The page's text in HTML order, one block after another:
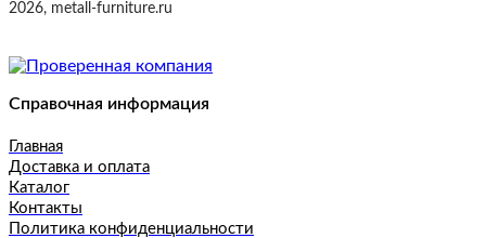
2026, metall-furniture.ru
Справочная информация
Главная
Доставка и оплата
Каталог
Контакты
Политика конфиденциальности